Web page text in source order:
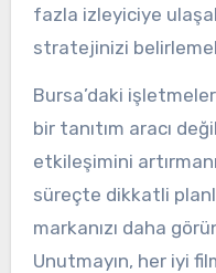
fazla izleyiciye
stratejinizi
Bursa’daki
bir tanıtım aracı
etkileşimini
süreçte dikkatli
markanızı daha
Unutmayın, her iyi